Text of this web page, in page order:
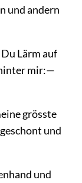
und andern
Lärm auf
mir:—
grösste
und
und